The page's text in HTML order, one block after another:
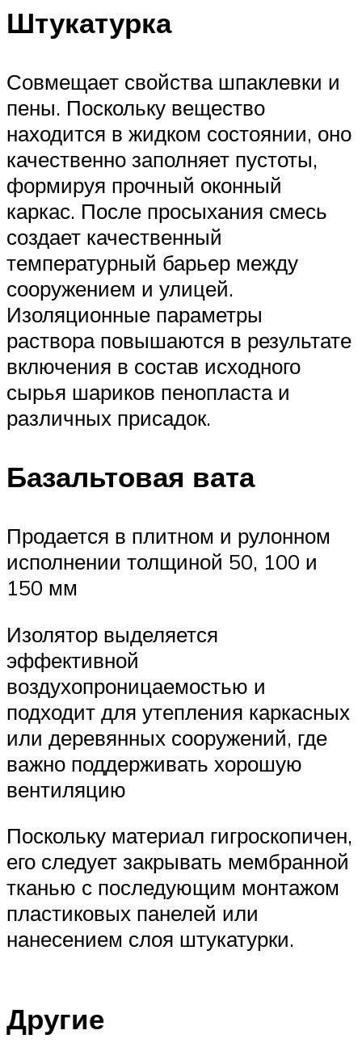
Штукатурка
Совмещает свойства шпаклевки и
пены. Поскольку вещество
находится в жидком состоянии, оно
качественно заполняет пустоты,
формируя прочный оконный
каркас. После просыхания смесь
создает качественный
температурный барьер между
сооружением и улицей.
Изоляционные параметры
раствора повышаются в результате
включения в состав исходного
сырья шариков пенопласта и
различных присадок.
Базальтовая вата
Продается в плитном и рулонном
исполнении толщиной 50, 100 и
150 мм
Изолятор выделяется
эффективной
воздухопроницаемостью и
подходит для утепления каркасных
или деревянных сооружений, где
важно поддерживать хорошую
вентиляцию
Поскольку материал гигроскопичен,
его следует закрывать мембранной
тканью с последующим монтажом
пластиковых панелей или
нанесением слоя штукатурки.
Другие